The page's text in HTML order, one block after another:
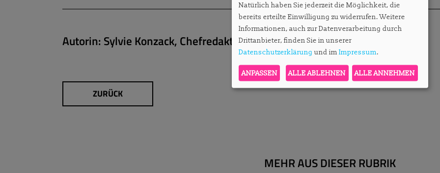
Autorin: Sylvie Konzack, Chefredakteurin
ZURÜCK
MEHR AUS DIESER RUBRIK
Natürlich haben Sie jederzeit die Möglichkeit, die
bereits erteilte Einwilligung zu widerrufen. Weitere
Informationen, auch zur Datenverarbeitung durch
Drittanbieter, finden Sie in unserer
Datenschutzerklärung und im Impressum.
ANPASSEN ALLE ABLEHNEN ALLE ANNEHMEN